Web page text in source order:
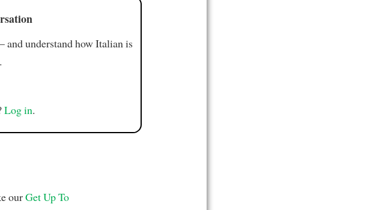
understand how Italian is
Log in.
ourGet Up To